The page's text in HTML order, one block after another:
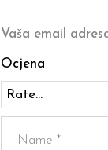
Vaša email
Ocjena